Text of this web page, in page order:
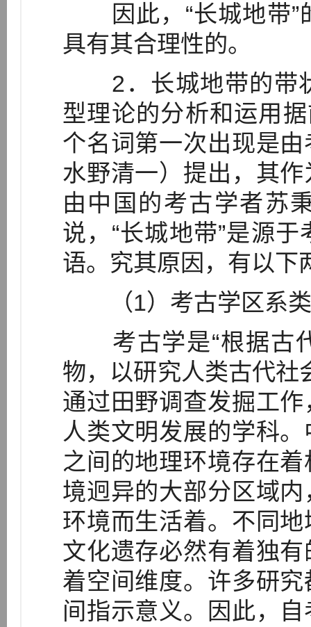
因此，“长城地带”
具有其合理性的。
2．长城地带的带
型理论的分析和运用
个名词第一次出现是
水野清一）提出，其
由中国的考古学者苏
说，“长城地带”是源
语。究其原因，有以下
（1）考古学区系类
考古学是“根据古
物，以研究人类古代社
通过田野调查发掘工
人类文明发展的学科
之间的地理环境存在
境迥异的大部分区域
环境而生活着。不同
文化遗存必然有着独
着空间维度。许多研
间指示意义。因此，